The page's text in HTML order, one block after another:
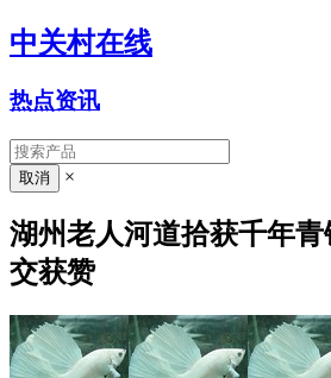
中关村在线
热点资讯
×
湖州老人河道拾获千年
交获赞